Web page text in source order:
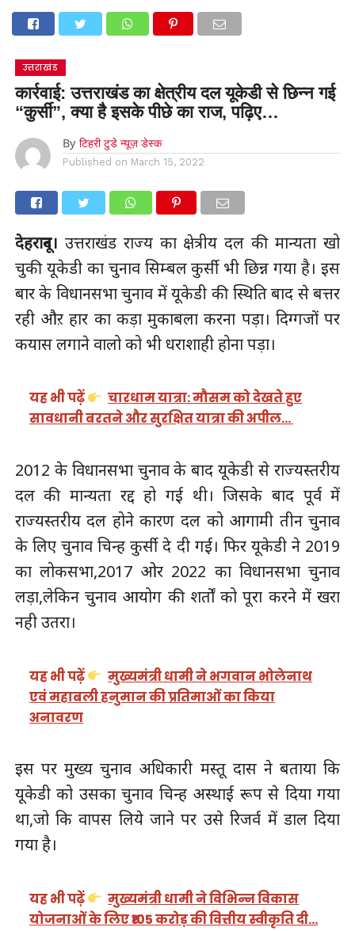
उत्तराखंड
कार्रवाई: उत्तराखंड का क्षेत्रीय दल यूकेडी से छिन्न गई
“कुर्सी”, क्या है इसके पीछे का राज, पढ़िए…
By टिहरी टुडे न्यूज़ डेस्क
Published on March 15, 2022
देहरादून। उत्तराखंड राज्य का क्षेत्रीय दल की मान्यता खो
चुकी यूकेडी का चुनाव सिम्बल कुर्सी भी छिन्न गया है। इस
बार के विधानसभा चुनाव में यूकेडी की स्थिति बाद से बत्तर
रही औऱ हार का कड़ा मुकाबला करना पड़ा। दिग्गजों पर
कयास लगाने वालो को भी धराशाही होना पड़ा।
यह भी पढ़ें
चारधाम यात्रा: मौसम को देखते हुए
सावधानी बरतने और सुरक्षित यात्रा की अपील…
2012 के विधानसभा चुनाव के बाद यूकेडी से राज्यस्तरीय
दल की मान्यता रद्द हो गई थी। जिसके बाद पूर्व में
राज्यस्तरीय दल होने कारण दल को आगामी तीन चुनाव
के लिए चुनाव चिन्ह कुर्सी दे दी गई। फिर यूकेडी ने 2019
का लोकसभा,2017 ओर 2022 का विधानसभा चुनाव
लड़ा,लेकिन चुनाव आयोग की शर्तों को पूरा करने में खरा
नही उतरा।
यह भी पढ़ें
मुख्यमंत्री धामी ने भगवान भोलेनाथ
एवं महाबली हनुमान की प्रतिमाओं का किया
अनावरण
इस पर मुख्य चुनाव अधिकारी मस्तू दास ने बताया कि
यूकेडी को उसका चुनाव चिन्ह अस्थाई रूप से दिया गया
था,जो कि वापस लिये जाने पर उसे रिजर्व में डाल दिया
गया है।
यह भी पढ़ें
मुख्यमंत्री धामी ने विभिन्न विकास
योजनाओं के लिए ₹105 करोड़ की वित्तीय स्वीकृति दी…